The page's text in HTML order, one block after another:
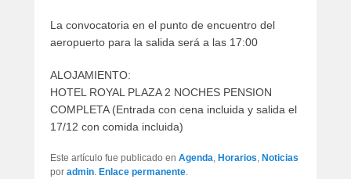
La convocatoria en el punto de encuentro del
aeropuerto para la salida será a las 17:00
ALOJAMIENTO:
HOTEL ROYAL PLAZA 2 NOCHES PENSION
COMPLETA (Entrada con cena incluida y salida el
17/12 con comida incluida)
Este artículo fue publicado en Agenda, Horarios, Noticias
por admin. Enlace permanente.